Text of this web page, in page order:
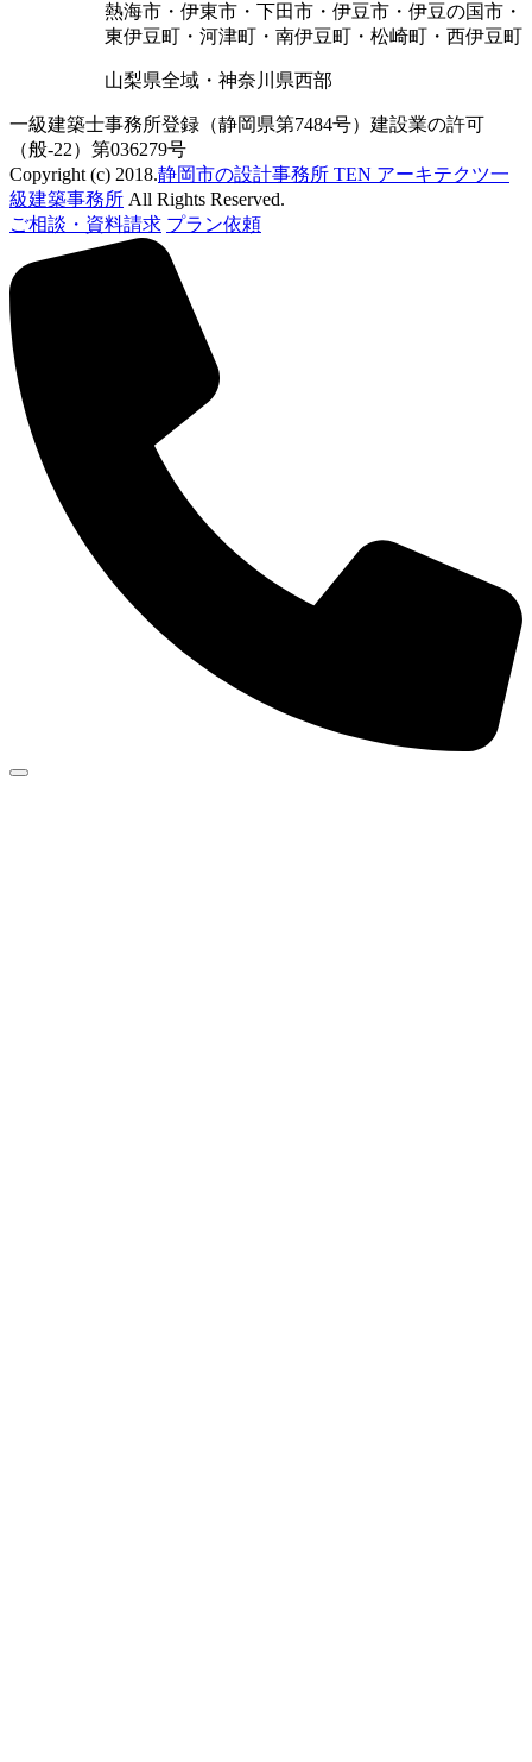
熱海市・伊東市・下田市・伊豆市・伊豆の国市・
東伊豆町・河津町・南伊豆町・松崎町・西伊豆町
山梨県全域・神奈川県西部
一級建築士事務所登録（静岡県第7484号）建設業の許可
（般-22）第036279号
Copyright (c) 2018.静岡市の設計事務所 TEN アーキテクツ一
級建築事務所 All Rights Reserved.
ご相談・資料請求 プラン依頼